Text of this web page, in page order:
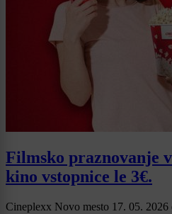
Filmsko praznovanje
kino vstopnice le 3€.
Cineplexx Novo mesto 17. 05. 2026